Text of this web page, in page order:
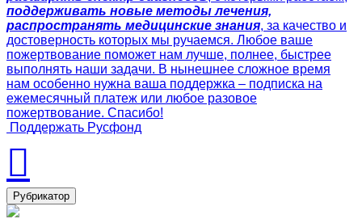
поддерживать новые методы лечения,
распространять медицинские знания, за качество и
достоверность которых мы ручаемся. Любое ваше
пожертвование поможет нам лучше, полнее, быстрее
выполнять наши задачи. В нынешнее сложное время
нам особенно нужна ваша поддержка – подписка на
ежемесячный платеж или любое разовое
пожертвование. Спасибо!
Поддержать Русфонд
Рубрикатор